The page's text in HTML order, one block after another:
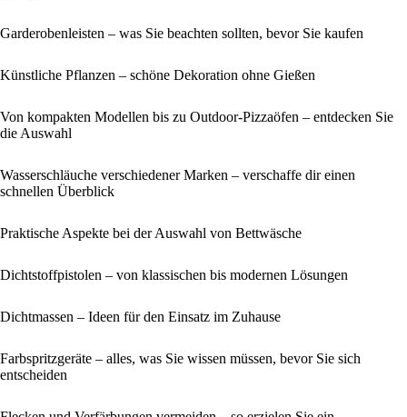
Garderobenleisten – was Sie beachten sollten, bevor Sie kaufen
Künstliche Pflanzen – schöne Dekoration ohne Gießen
Von kompakten Modellen bis zu Outdoor-Pizzaöfen – entdecken Sie
die Auswahl
Wasserschläuche verschiedener Marken – verschaffe dir einen
schnellen Überblick
Praktische Aspekte bei der Auswahl von Bettwäsche
Dichtstoffpistolen – von klassischen bis modernen Lösungen
Dichtmassen – Ideen für den Einsatz im Zuhause
Farbspritzgeräte – alles, was Sie wissen müssen, bevor Sie sich
entscheiden